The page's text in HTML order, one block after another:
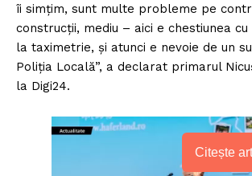
îi simțim, sunt multe probleme pe
construcții, mediu – aici e chestiunea
la taximetrie, și atunci e nevoie de un
Poliția Locală”, a declarat primarul
la Digi24.
Citește